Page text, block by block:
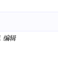
编辑